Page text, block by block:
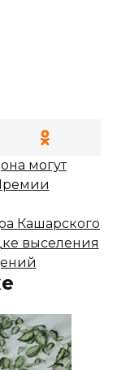
могут
Кашарского
выселения